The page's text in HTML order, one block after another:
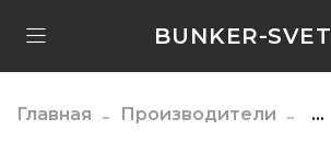
BUNKER-SVET
Главная Производители ...